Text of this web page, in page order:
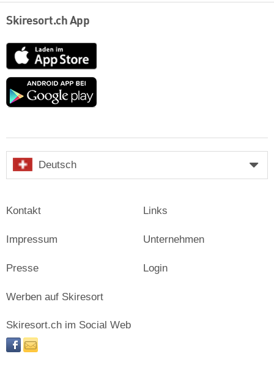
Skiresort.ch App
App
Store
Google
Deutsch
Kontakt
Impressum
Presse
Links
Unternehmen
Login
Werben auf Skiresort
Skiresort.ch im Social Web
facebooknewsletter